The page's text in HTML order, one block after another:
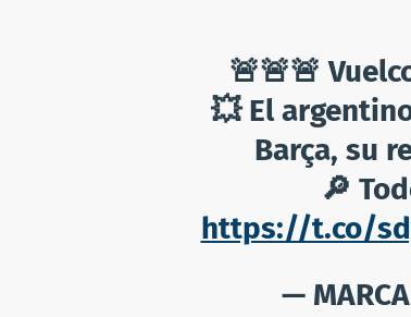
🚨🚨🚨
💥 El
Barça, su
🔎
https://t.co/
—